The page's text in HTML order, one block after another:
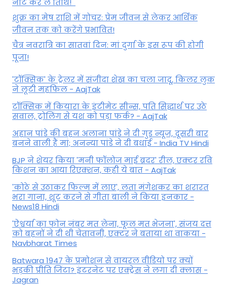
नोट कर लें तिथि!
शुक्र का मेष राशि में गोचर: प्रेम जीवन से लेकर आर्थिक
जीवन तक को करेंगे प्रभावित!
चैत्र नवरात्रि का सातवां दिन: मां दुर्गा के इस रूप की होगी
पूजा!
'टॉक्सिक' के ट्रेलर में संजीदा शेख का चला जादू, किलर लुक
ने लूटी महफिल - AajTak
टॉक्सिक में कियारा के इंटीमेट सीन्स, पति सिद्धार्थ पर उठे
सवाल, ट्रोलिंग से यश को पड़ा फर्क? - AajTak
अहान पांडे की बहन अलाना पांडे ने दी गुड न्यूज, दूसरी बार
बनने वाली हैं मां; अनन्या पांडे ने दी बधाई - India TV Hindi
BJP ने शेयर किया 'मनी फॉलोज माई ब्रदर' रील, एक्टर रवि
किशन का आया रिएक्शन, कही ये बात - AajTak
'कोठे से उठाकर फिल्म में लाए', लता मंगेशकर का शरारत
भरा गाना, शूट करने से गीता बाली ने किया इनकार -
News18 Hindi
'ऐश्वर्या का फोन नंबर मत लेना, फूल मत भेजना', संजय दत्त
को बहनों ने दी थी चेतावनी, एक्टर ने बताया था वाकया -
Navbharat Times
Batwara 1947 के प्रमोशन से वायरल वीडियो पर क्यों
भड़की प्रीति जिंटा? इंटरनेट पर एक्ट्रेस ने लगा दी क्लास -
Jagran